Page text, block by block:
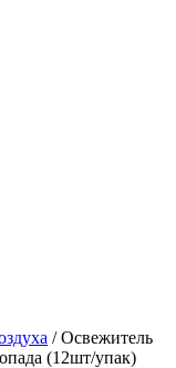
/ Освежитель
(12шт/упак)